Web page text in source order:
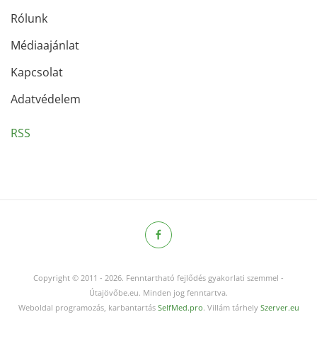
Rólunk
Médiaajánlat
Kapcsolat
Adatvédelem
RSS
Copyright © 2011 - 2026. Fenntartható fejlődés gyakorlati szemmel -
Útajövőbe.eu. Minden jog fenntartva.
Weboldal programozás, karbantartás SelfMed.pro. Villám tárhely Szerver.eu